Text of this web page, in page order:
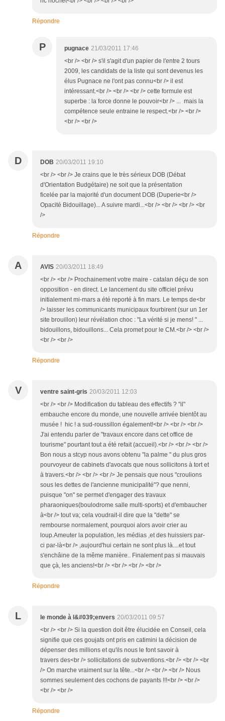
Répondre
P pugnace 21/03/2011 17:46
<br /> <br /> s'il s'agit d'un papier de l'entre 2 tours
2009, les candidats de la liste qui sont devenus les
élus Pugnace ne l'ont pas connu<br /> il est
intéressant.<br /> <br /> <br /> cette formule est
superbe : la force donne le pouvoir<br /> ... mais la
compétence seule entraine le respect.<br /> <br />
<br /> <br />
D DOB 20/03/2011 19:10
<br /> <br /> Je crains que le très sérieux DOB (Débat
d'Orientation Budgétaire) ne soit que la présentation
ficelée par la majorité d'un document DOB (Duperie<br />
Opacité Bidouillage)... A suivre mardi...<br /> <br /> <br /> <br
/>
Répondre
A AVIS 20/03/2011 18:49
<br /> <br /> Prochainement votre maire - catalan déçu de son
opposition - en direct. Le lancement du site officiel prévu
initialement mi-mars a été reporté à fin mars. Le temps de<br
/> laisser les communicants municipaux fourbirent (sur un 1er
site brouillon) leur révélation choc : "La vérité si je mens! " ...
bidouillons, bidouillons... Cela promet pour le CM.<br /> <br />
<br /> <br />
Répondre
V ventre saint-gris 20/03/2011 12:03
<br /> <br /> Modification du tableau des effectifs ? "il"
embauche encore du monde, une nouvelle arrivée bientôt au
musée ! hic ! a sud-roussillon également!<br /> <br /> <br />
J'ai entendu parler de "travaux encore dans cet office de
tourisme" pourtant tout a été refait (accueil).<br /> <br /> <br />
Bon nous a stcyp nous avons obtenu "la palme " du plus gros
pourvoyeur de cabinets d'avocats que nous sollicitons à tort et
à travers.<br /> <br /> <br /> Je pensais que nous "croulions
sous les dettes de l'ancienne municipalité"? que nenni,
puisque "on" se permet d'engager des travaux
pharaoniques(boulodrome salle multi-sports) et d'embaucher
à<br /> tout va; cela voudrait-il dire que la "dette" se
rembourse normalement, pourquoi alors avoir crier au
loup.Ameuter la population, les médias ,et des huissiers par-
ci par-là<br /> ,aujourd'hui certain ne sont plus là....et tout
s'enchâine de la même manière.. Finalement pas si mauvais
que çà, les anciens!<br /> <br /> <br /> <br />
Répondre
L le monde à l&#039;envers 20/03/2011 09:57
<br /> <br /> Si la question doit être élucidée en Conseil, cela
signifie que ces goujats ont pris en catimini la décision de
dépenser des millions et qu'ils nous le font savoir à
travers des<br /> sollicitations de subventions.<br /> <br /> <br
/> On marche vraiment sur la tête...<br /> <br /> <br /> Nous
sommes seulement des cochons de payants !!!<br /> <br />
<br /> <br />
Répondre